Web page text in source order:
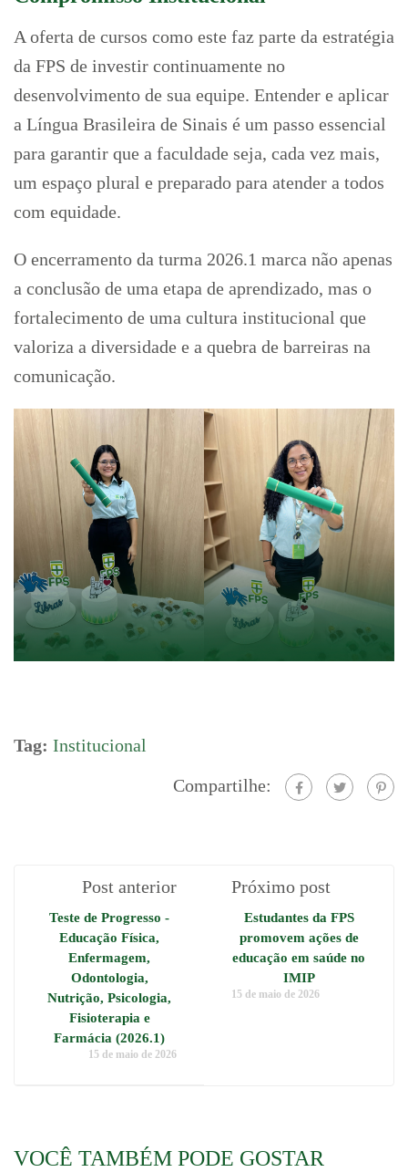
A oferta de cursos como este faz parte da estratégia
da FPS de investir continuamente no
desenvolvimento de sua equipe. Entender e aplicar
a Língua Brasileira de Sinais é um passo essencial
para garantir que a faculdade seja, cada vez mais,
um espaço plural e preparado para atender a todos
com equidade.
O encerramento da turma 2026.1 marca não apenas
a conclusão de uma etapa de aprendizado, mas o
fortalecimento de uma cultura institucional que
valoriza a diversidade e a quebra de barreiras na
comunicação.
Tag: Institucional
Compartilhe:
Post anterior
Teste de Progresso -
Educação Física,
Enfermagem,
Odontologia,
Nutrição, Psicologia,
Fisioterapia e
Farmácia (2026.1)
15 de maio de 2026
Próximo post
Estudantes da FPS
promovem ações de
educação em saúde no
IMIP
15 de maio de 2026
VOCÊ TAMBÉM PODE GOSTAR